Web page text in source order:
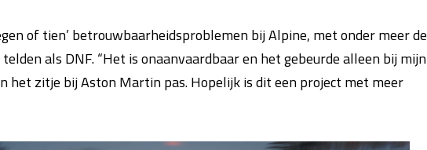
of tien’ betrouwbaarheidsproblemen bij Alpine, met onder meer de
als DNF. “Het is onaanvaardbaar en het gebeurde alleen bij mijn
het zitje bij Aston Martin pas. Hopelijk is dit een project met meer